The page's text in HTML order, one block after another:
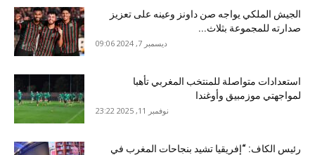
الجيش الملكي يواجه صن داونز وعينه على تعزيز
صدارته للمجموعة بثلاث...
ديسمبر 7, 2024 09:06
استعدادات متواصلة للمنتخب المغربي تأهبا
لمواجهتي موزمبيق وأوغندا
نوفمبر 11, 2025 23:22
رئيس الكاف: “إفريقيا تشيد بنجاحات المغرب في